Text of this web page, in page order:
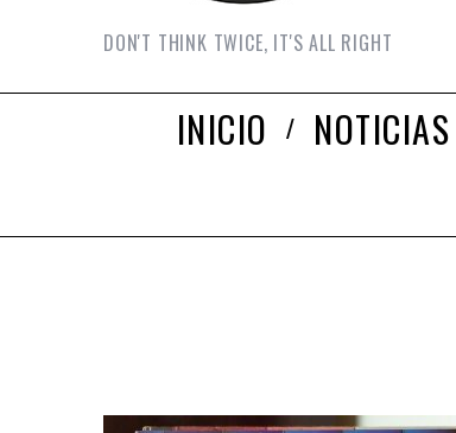
DON'T THINK TWICE, IT'S ALL RIGHT
INICIO NOTICIAS